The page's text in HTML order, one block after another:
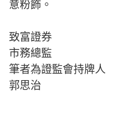
意粉飾。
致富證券
市務總監
筆者為證監會持牌人
郭思治